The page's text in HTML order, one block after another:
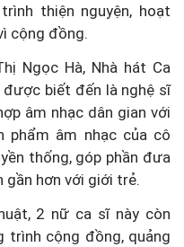
thiện nguyện, hoạt
cộng đồng.
Ngọc Hà, Nhà hát Ca
được biết đến là nghệ sĩ
âm nhạc dân gian với
phẩm âm nhạc của cô
thống, góp phần đưa
gần hơn với giới trẻ.
2 nữ ca sĩ này còn
cộng đồng, quảng